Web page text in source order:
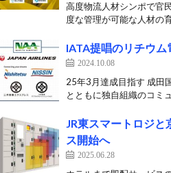
高度物流人材シンポで官
度な管理が可能な人材の
IATA提唱のリチウ
2024.10.08
25年3月達成目指す 成田
とともに独自組織のコミ
JR東スマートロジ
ス開始へ
2025.06.28